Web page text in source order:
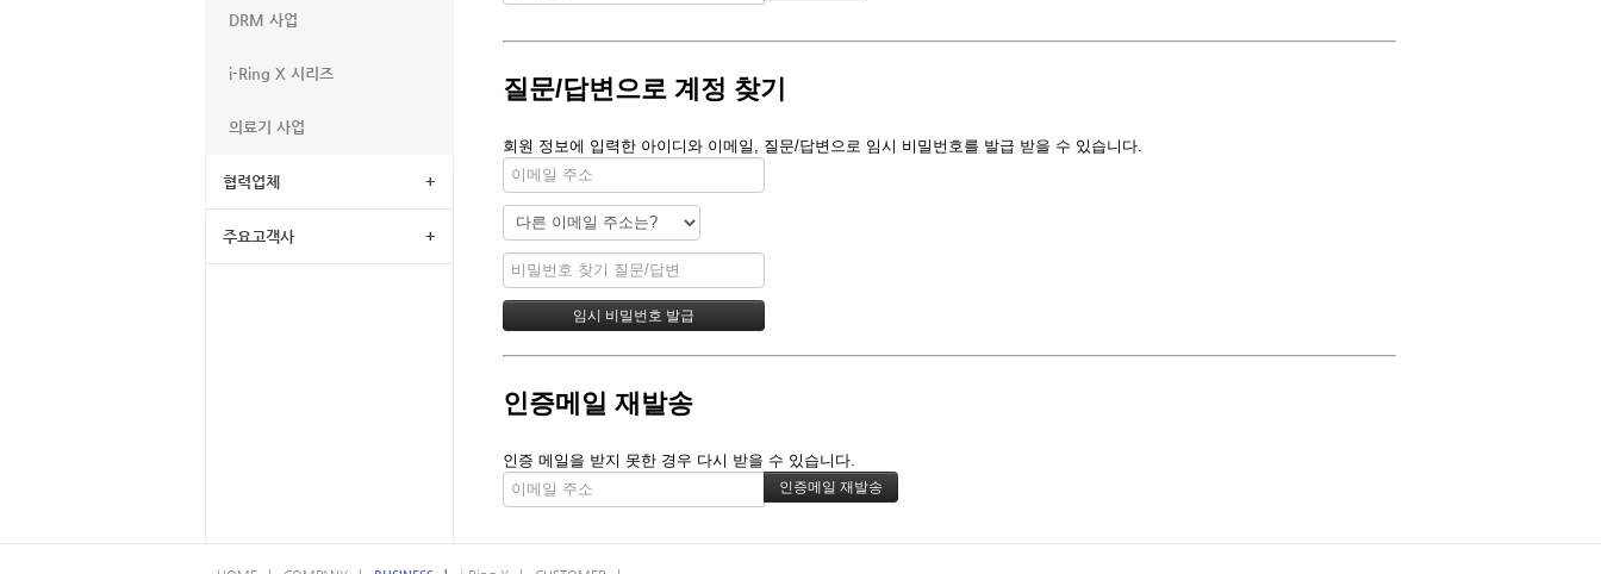
DRM 사업
i-Ring X 시리즈
의료기 사업
협력업체 +
주요고객사 +
질문/답변으로 계정 찾기
회원 정보에 입력한 아이디와 이메일, 질문/답변으로 임시 비밀번호를 발급 받을 수 있습니다.
인증메일 재발송
인증 메일을 받지 못한 경우 다시 받을 수 있습니다.